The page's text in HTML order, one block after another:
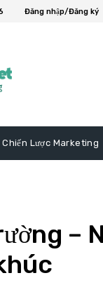
Đăng nhập/Đăng ký
Chiến Lược Marketing
–